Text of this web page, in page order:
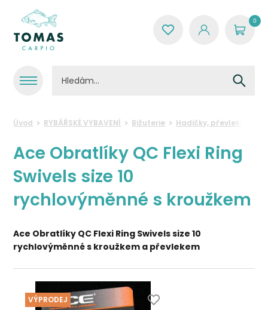
0
Úvod RYBÁŘSKÉ VYBAVENÍ Bižuterie Hadičky, převleky a
Ace Obratlíky QC Flexi Ring
Swivels size 10
rychlovýměnné s kroužkem
Ace Obratlíky QC Flexi Ring Swivels size 10
rychlovýměnné s kroužkem a převlekem
VÝPRODEJ